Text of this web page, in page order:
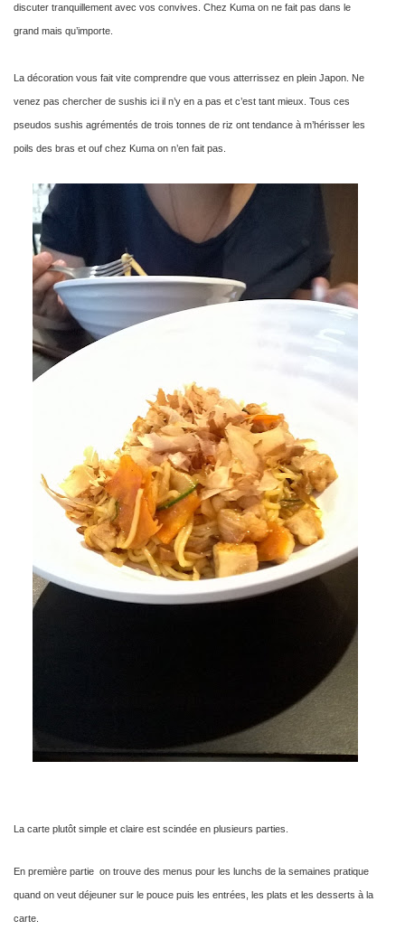
discuter tranquillement avec vos convives. Chez Kuma on ne fait pas dans le
grand mais qu’importe.
La décoration vous fait vite comprendre que vous atterrissez en plein Japon. Ne
venez pas chercher de sushis ici il n’y en a pas et c’est tant mieux. Tous ces
pseudos sushis agrémentés de trois tonnes de riz ont tendance à m’hérisser les
poils des bras et ouf chez Kuma on n’en fait pas.
La carte plutôt simple et claire est scindée en plusieurs parties.
En première partie on trouve des menus pour les lunchs de la semaines pratique
quand on veut déjeuner sur le pouce puis les entrées, les plats et les desserts à la
carte.